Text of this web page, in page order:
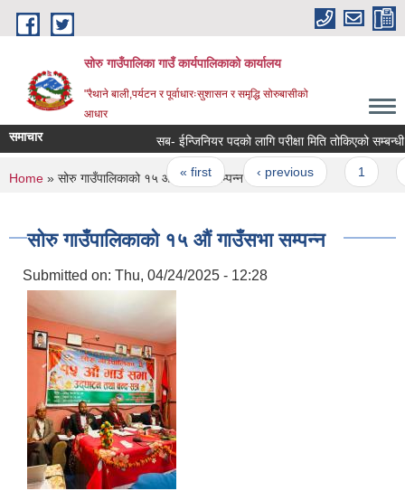
Skip to main content
सोरु गाउँपालिका गाउँ कार्यपालिकाको कार्यालय
"रैथाने बाली,पर्यटन र पूर्वाधारःसुशासन र समृद्धि सोरुबासीको
आधार
समाचार सब- ईन्जिनियर पदको लागि परीक्षा मिति तोकिएको सम्बन्धी
Pages
« first ‹ previous
You are here
Home » सोरु गाउँपालिकाको १५ औं गाउँसभा सम्पन्न
सोरु गाउँपालिकाको १५ औं गाउँसभा सम्पन्न
Submitted on: Thu, 04/24/2025 - 12:28